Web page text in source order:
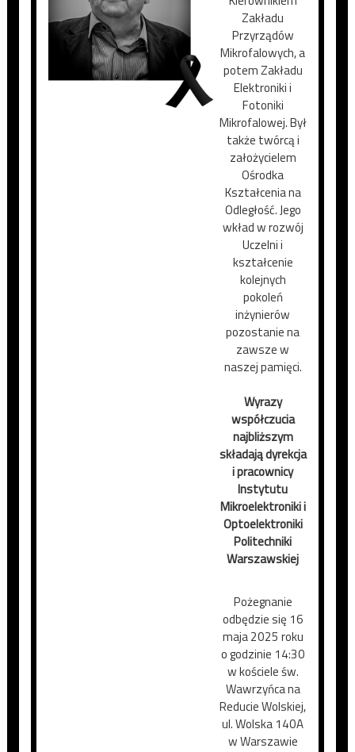
Zakładu
Przyrządów
Mikrofalowych, a
potem Zakładu
Elektroniki i
Fotoniki
Mikrofalowej. Był
także twórcą i
założycielem
Ośrodka
Kształcenia na
Odległość. Jego
wkład w rozwój
Uczelni i
kształcenie
kolejnych
pokoleń
inżynierów
pozostanie na
zawsze w
naszej pamięci.
Wyrazy
współczucia
najbliższym
składajądyrekcja
i pracownicy
Instytutu
Mikroelektroniki i
Optoelektroniki
Politechniki
Warszawskiej
Pożegnanie
odbędzie się 16
maja 2025 roku
o godzinie 14:30
w kościele św.
Wawrzyńca na
Reducie Wolskiej,
ul. Wolska 140A
w Warszawie